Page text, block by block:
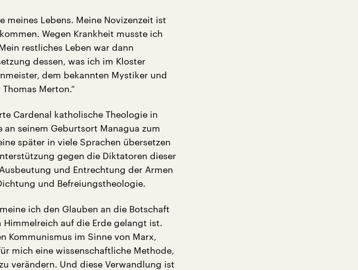
meines Lebens. Meine Novizenzeit ist
Wegen Krankheit musste ich
restliches Leben war dann
dessen, was ich im Kloster
dem bekannten Mystiker und
Merton.“
Cardenal katholische Theologie in
seinem Geburtsort Managua zum
später in viele Sprachen übersetzen
gegen die Diktatoren dieser
und Entrechtung der Armen
und Befreiungstheologie.
ich den Glauben an die Botschaft
Himmelreich auf die Erde gelangt ist.
Kommunismus im Sinne von Marx,
mich eine wissenschaftliche Methode,
verändern. Und diese Verwandlung ist